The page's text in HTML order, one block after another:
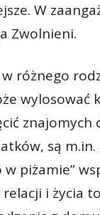
W
Zwolnieni.
różnego
wylosować
znajomych
są m.in.
piżamie”
i życia